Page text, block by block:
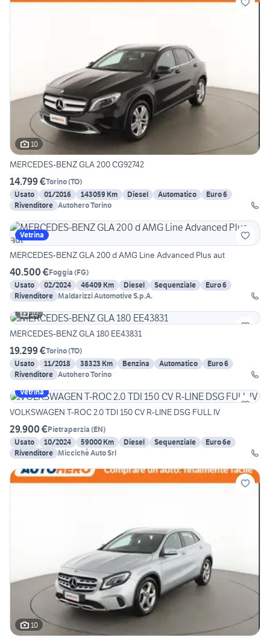
10
MERCEDES-BENZ GLA 200 CG92742
14.799 €Torino(TO)
Usato
01/2016 143059 Km Diesel Automatico
Euro 6
Rivenditore Autohero Torino
Vetrina
MERCEDES-BENZ GLA 200 d AMG Line Advanced Plus aut
40.500 €Foggia (FG)
Usato
02/2024 46409 Km Diesel Sequenziale
Euro 6
Rivenditore Maldarizzi Automotive S.p.A.
10
MERCEDES-BENZ GLA 180 EE43831
19.299 €Torino(TO)
Usato
11/2018 38323 Km Benzina Automatico
Euro 6
Rivenditore Autohero Torino
Vetrina
VOLKSWAGEN T-ROC 2.0 TDI 150 CV R-LINE DSG FULL IV
29.900 €Pietraperzia (EN)
Usato
10/2024 59000 Km Diesel Sequenziale
Euro 6e
Rivenditore Miccichè Auto Srl
10